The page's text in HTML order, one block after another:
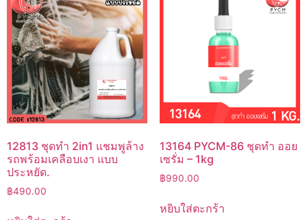
12813 ชุดทำ 2in1 แชมพูล้าง
รถพร้อมเคลือบเงา แบบ
ประหยัด.
฿490.00
13164 PYCM-86 ชุดทำ ออย
เซรั่ม – 1kg
฿990.00
หยิบใส่ตะกร้า